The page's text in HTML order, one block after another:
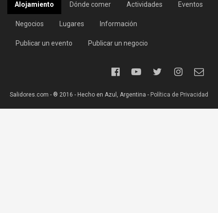
Alojamiento Dónde comer Actividades Eventos
Negocios Lugares Información
Publicar un evento Publicar un negocio
Salidores.com - ® 2016 - Hecho en Azul, Argentina - Política de Privacidad